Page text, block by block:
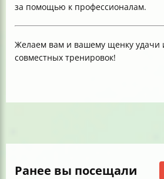
за помощью к профессионалам.
Желаем вам и вашему щенку удачи
совместных тренировок!
Ранее вы посещали